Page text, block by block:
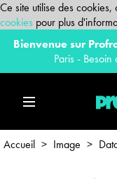
Ce site utilise des cookies,
cookies pour plus
Bienvenue sur
Paris - Besoin
Accueil > Image >